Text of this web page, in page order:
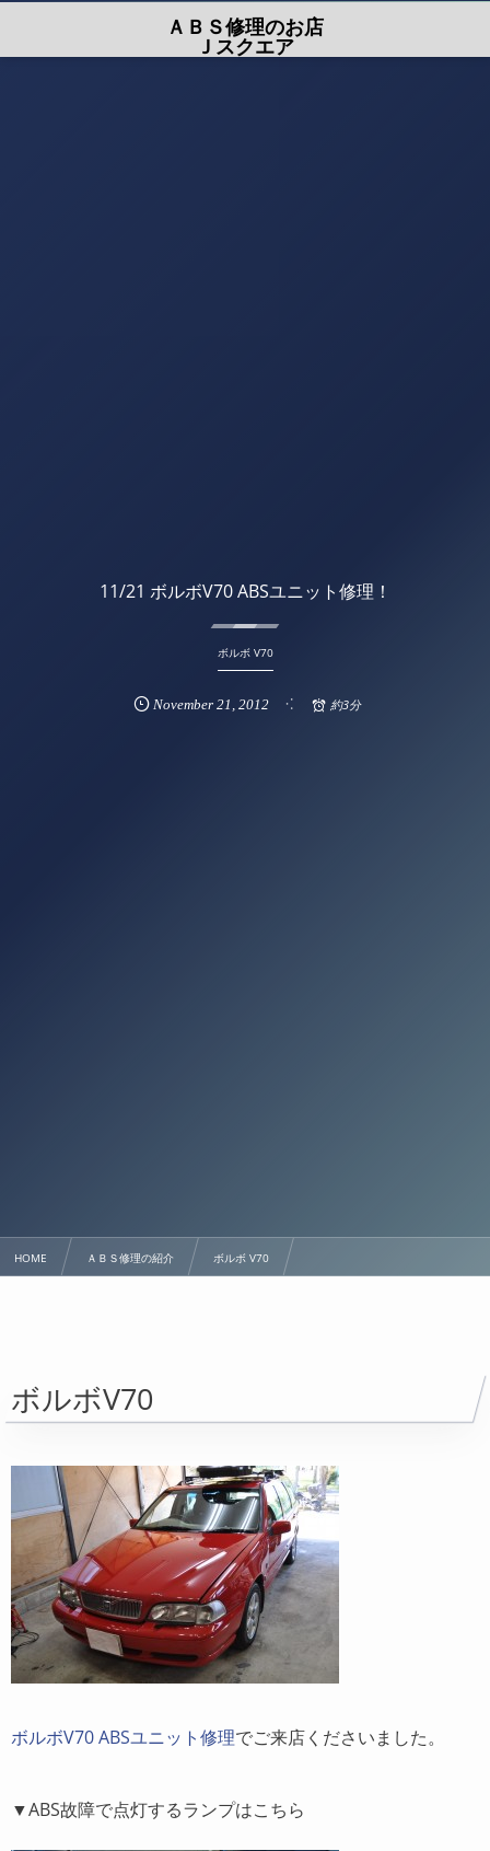
ＡＢＳ修理のお店
Ｊスクエア
11/21 ボルボV70 ABSユニット修理！
ボルボ V70
November 21 ,2012 約3分
HOME ＡＢＳ修理の紹介 ボルボ V70
ボルボV70
ボルボV70 ABSユニット修理でご来店くださいました。
▼ABS故障で点灯するランプはこちら